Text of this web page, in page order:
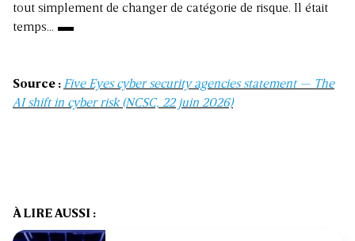
tout simplement de changer de catégorie de risque. Il était
temps…
Source : Five Eyes cyber security agencies statement — The
AI shift in cyber risk (NCSC, 22 juin 2026)
À LIRE AUSSI :